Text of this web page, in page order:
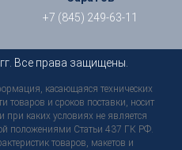
+7 (845) 249-63-11
Все права защищены.
касающаяся технических
товаров и сроков поставки, носит
каких условиях не является
положениями Статьи 437 ГК РФ.
товаров, макетов и